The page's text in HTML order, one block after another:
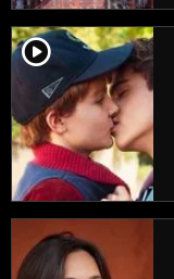
player2